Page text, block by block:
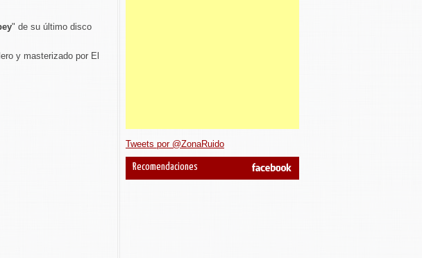
" de su último disco
y masterizado por El
Tweets por @ZonaRuido
Recomendaciones